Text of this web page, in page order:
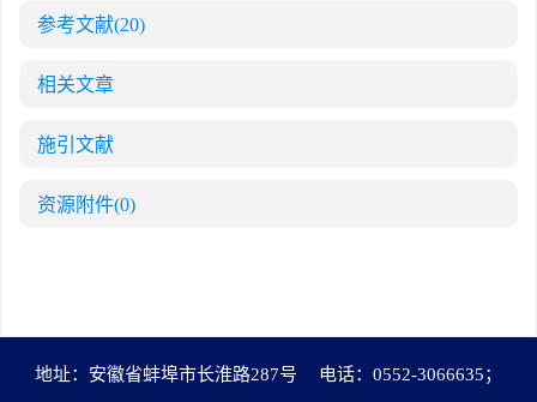
参考文献(20)
相关文章
施引文献
资源附件(0)
地址：安徽省蚌埠市长淮路287号
电话：0552-3066635；